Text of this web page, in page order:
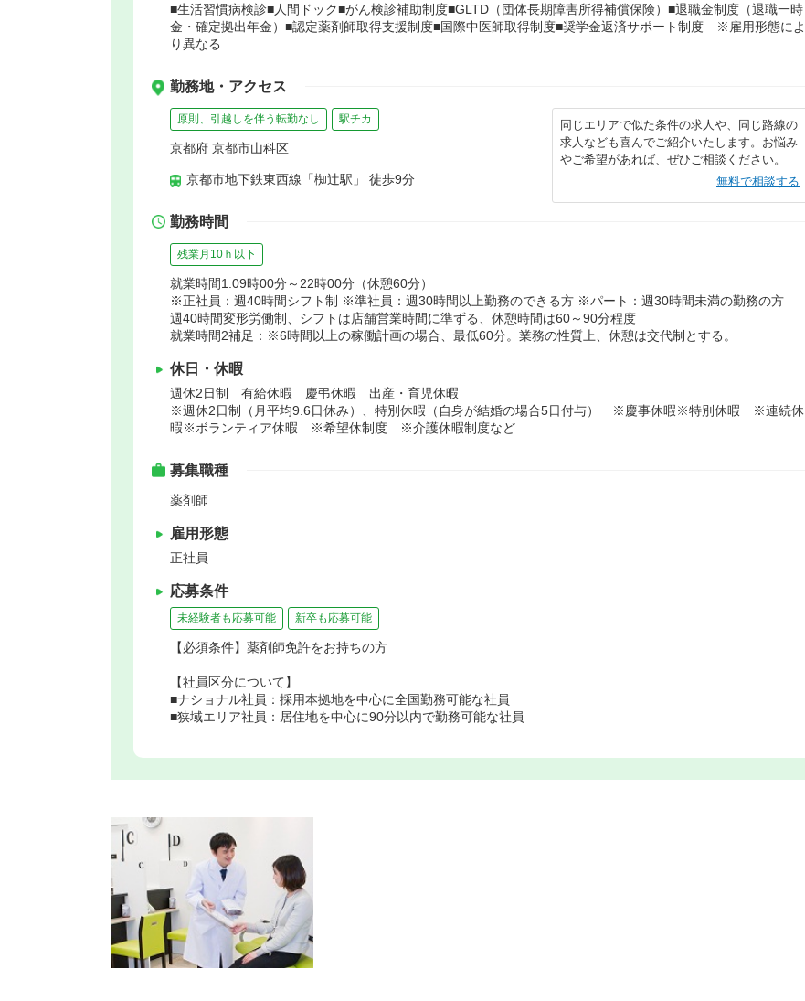
■生活習慣病検診■人間ドック■がん検診補助制度■GLTD（団体長期障害所得補償保険）■退職金制度（退職一時
金・確定拠出年金）■認定薬剤師取得支援制度■国際中医師取得制度■奨学金返済サポート制度 ※雇用形態によ
り異なる
勤務地・アクセス
原則、引越しを伴う転勤なし 駅チカ
京都府 京都市山科区
京都市地下鉄東西線「椥辻駅」 徒歩9分
同じエリアで似た条件の求人や、同じ路線の
求人なども喜んでご紹介いたします。お悩み
やご希望があれば、ぜひご相談ください。
無料で相談する
勤務時間
残業月10ｈ以下
就業時間1:09時00分～22時00分（休憩60分）
※正社員：週40時間シフト制 ※準社員：週30時間以上勤務のできる方 ※パート：週30時間未満の勤務の方
週40時間変形労働制、シフトは店舗営業時間に準ずる、休憩時間は60～90分程度
就業時間2補足：※6時間以上の稼働計画の場合、最低60分。業務の性質上、休憩は交代制とする。
休日・休暇
週休2日制 有給休暇 慶弔休暇 出産・育児休暇
※週休2日制（月平均9.6日休み）、特別休暇（自身が結婚の場合5日付与） ※慶事休暇※特別休暇 ※連続休
暇※ボランティア休暇 ※希望休制度 ※介護休暇制度など
募集職種
薬剤師
雇用形態
正社員
応募条件
未経験者も応募可能 新卒も応募可能
【必須条件】薬剤師免許をお持ちの方
【社員区分について】
■ナショナル社員：採用本拠地を中心に全国勤務可能な社員
■狭域エリア社員：居住地を中心に90分以内で勤務可能な社員